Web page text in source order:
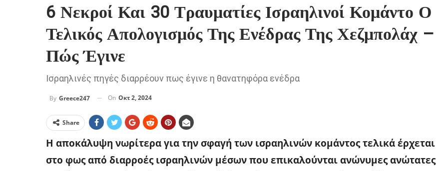
6 Νεκροί Και 30 Τραυματίες Ισραηλινοί Κομάντο Ο
Τελικός Απολογισμός Της Ενέδρας Της Χεζμπολάχ –
Πώς Έγινε
Ισραηλινές πηγές διαρρέουν πως έγινε η θανατηφόρα ενέδρα
By Greece247 On Οκτ 2, 2024
Share
Η αποκάλυψη νωρίτερα για την σφαγή των ισραηλινών κομάντος τελικά έρχεται
στο φως από διαρροές ισραηλινών μέσων που επικαλούνται ανώνυμες ανώτατες